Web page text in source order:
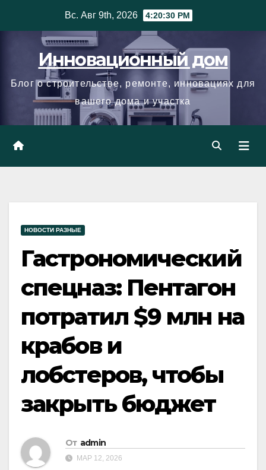
Вс. Авг 9th, 2026 4:20:31 PM
Инновационный дом
Блог о строительстве, ремонте, инновациях для
вашего дома и участка
НОВОСТИ РАЗНЫЕ
Гастрономический
спецназ: Пентагон
потратил $9 млн на
крабов и
лобстеров, чтобы
закрыть бюджет
От admin
МАР 12, 2026